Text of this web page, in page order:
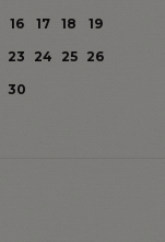
16 17 18
19
23 24 25
26
30